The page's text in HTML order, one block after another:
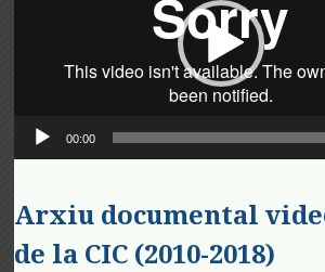
00:00
Arxiu documental
de la CIC (2010-2018)